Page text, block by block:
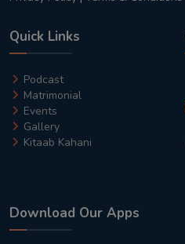
Quick Links
Podcast
Matrimonial
Events
Gallery
Kitaab Kahani
Download Our Apps